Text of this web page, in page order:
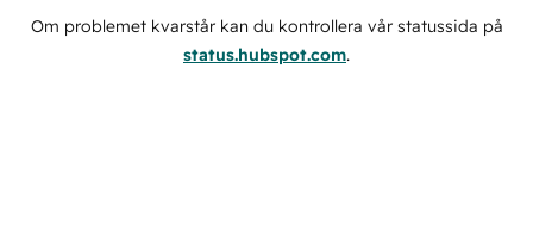
Om problemet kvarstår kan du kontrollera vår statussida på
status.hubspot.com.